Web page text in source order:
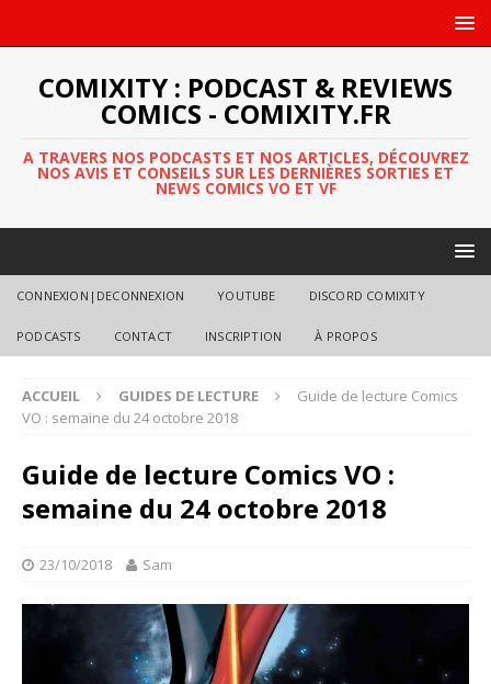
COMIXITY : PODCAST & REVIEWS
COMICS - COMIXITY.FR
A TRAVERS NOS PODCASTS ET NOS ARTICLES, DÉCOUVREZ
NOS AVIS ET CONSEILS SUR LES DERNIÈRES SORTIES ET
NEWS COMICS VO ET VF
CONNEXION|DECONNEXION YOUTUBE DISCORD COMIXITY
PODCASTS CONTACT INSCRIPTION À PROPOS
ACCUEIL GUIDES DE LECTURE
Guide de lecture Comics
VO : semaine du 24 octobre 2018
Guide de lecture Comics VO :
semaine du 24 octobre 2018
23/10/2018 Sam